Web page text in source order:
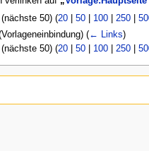
50) (20| 50| 100| 250|
(← Links)
50) (20| 50| 100| 250|